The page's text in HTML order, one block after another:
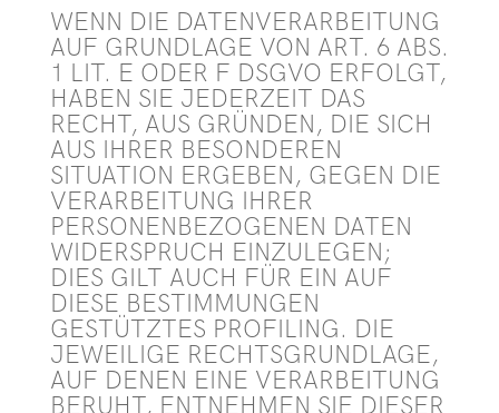
WENN DIE DATENVERARBEITUNG
AUF GRUNDLAGE VON ART. 6 ABS.
1 LIT. E ODER F DSGVO ERFOLGT,
HABEN SIE JEDERZEIT DAS
RECHT, AUS GRÜNDEN, DIE SICH
AUS IHRER BESONDEREN
SITUATION ERGEBEN, GEGEN DIE
VERARBEITUNG IHRER
PERSONENBEZOGENEN DATEN
WIDERSPRUCH EINZULEGEN;
DIES GILT AUCH FÜR EIN AUF
DIESE BESTIMMUNGEN
GESTÜTZTES PROFILING. DIE
JEWEILIGE RECHTSGRUNDLAGE,
AUF DENEN EINE VERARBEITUNG
BERUHT, ENTNEHMEN SIE DIESER